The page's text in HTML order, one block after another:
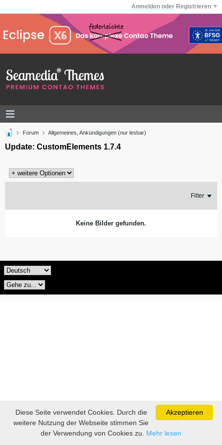
Anmelden oder Registrieren
Forum Allgemeines, Ankündigungen (nur lesbar)
Update: CustomElements 1.7.4
Filter
Keine Bilder gefunden.
Akzeptieren
Diese Seite verwendet Cookies. Durch die
weitere Nutzung der Webseite stimmen Sie
der Verwendung von Cookies zu. Mehr lesen